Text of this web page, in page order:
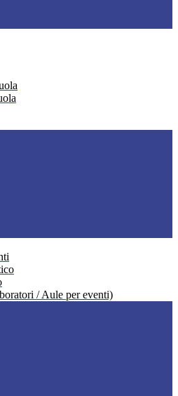
/ Aule per eventi)